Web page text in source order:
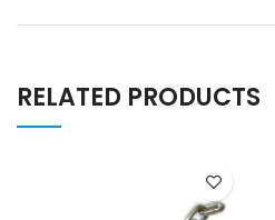
RELATED PRODUCTS